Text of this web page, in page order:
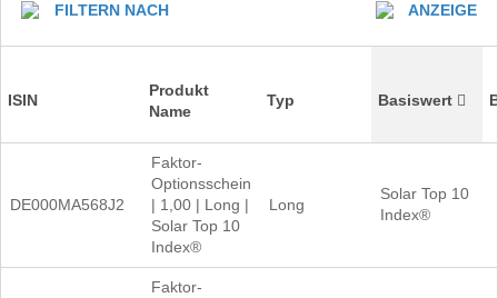
FILTERN NACH ANZEIGE
ISIN
Produkt
Name
Typ Basiswert
DE000MA568J2
Faktor-
Optionsschein
| 1,00 | Long |
Solar Top 10
Index®
Long
Solar Top 10
Index®
Faktor-